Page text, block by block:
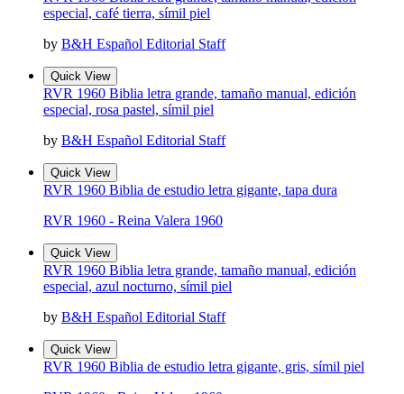
especial, café tierra, símil piel
by B&H Español Editorial Staff
Quick View
RVR 1960 Biblia letra grande, tamaño manual, edición
especial, rosa pastel, símil piel
by B&H Español Editorial Staff
Quick View
RVR 1960 Biblia de estudio letra gigante, tapa dura
RVR 1960 - Reina Valera 1960
Quick View
RVR 1960 Biblia letra grande, tamaño manual, edición
especial, azul nocturno, símil piel
by B&H Español Editorial Staff
Quick View
RVR 1960 Biblia de estudio letra gigante, gris, símil piel